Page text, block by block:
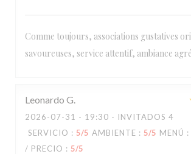
Comme toujours, associations gustatives
savoureuses, service attentif, ambiance
Leonardo G
2026-07-31 - 19:30 - INVITADOS 4
SERVICIO : 5/5 AMBIENTE : 5/5 MENÚ :
/ PRECIO : 5/5